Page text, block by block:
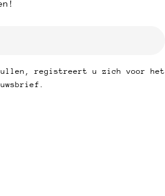
registreert u zich voor het